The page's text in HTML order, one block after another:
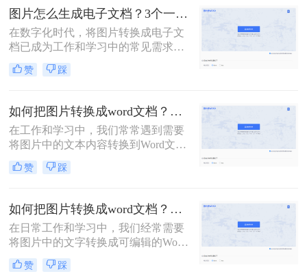
本文将介绍几种将图片转文字并弄成
Word文档的方法，帮助您轻松实现这
一操作。
图片怎么生成电子文档？3个一看就会的方法！
在数字化时代，将图片转换成电子文
档已成为工作和学习中的常见需求。
无论是为了整理笔记、保存资料还是
共享文档，将图片转换为电子版都是
生成电子文档呢？本文将为你介绍三
种简单实用的方法，让你轻松将图片
转换成电子文档，提高工作效率。
赞 踩
如何把图片转换成word文档？来试试这三种方法吧！
在工作和学习中，我们常常遇到需要
将图片中的文本内容转换到Word文档
中的情况，例如从扫描件提取文字、
整理笔记或是重新编辑印刷材料。那
文将向您介绍几种有效的方法，帮助
您轻松实现这一目标。
赞 踩
如何把图片转换成word文档？这三个方法可以学习一下！
在日常工作和学习中，我们经常需要
将图片中的文字转换成可编辑的Word
文档格式，以便进行进一步的编辑和
整理。那么如何把图片转换成word文
赞 踩